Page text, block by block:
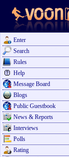
Enter
Search
Rules
Help
Message Board
Blogs
Public Guestbook
News & Reports
Interviews
Polls
Rating